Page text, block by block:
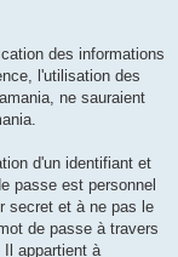
des informations
l'utilisation des
ne sauraient
d'un identifiant et
passe est personnel
secret et à ne pas le
de passe à travers
Il appartient à